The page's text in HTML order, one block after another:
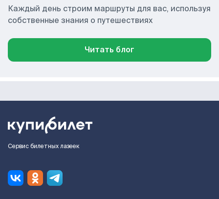
Каждый день строим маршруты для вас, используя
собственные знания о путешествиях
Читать блог
Сервис билетных лазеек